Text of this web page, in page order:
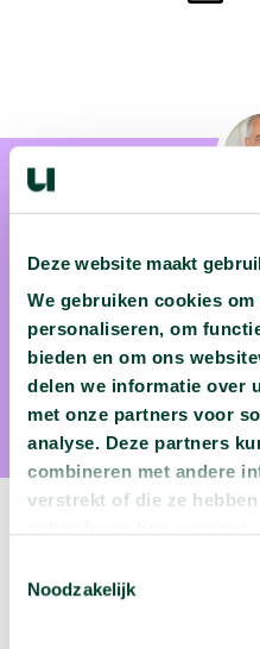
Deze website maakt
We gebruiken cookies
personaliseren, om
bieden en om ons
delen we informatie over
met onze partners voor
analyse. Deze partners
combineren met andere
verstrekt of die ze
Noodzakelijk
Prof. dr.
Prof. dr. Bert van der Horst
aan